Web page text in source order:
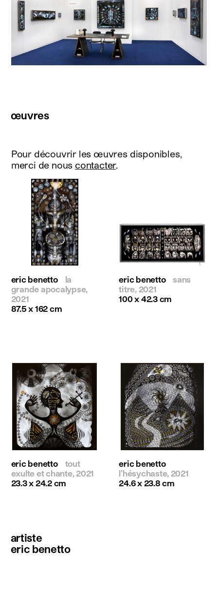
œuvres
Pour découvrir les œuvres disponibles,
merci de nous contacter.
eric benetto
la
grande apocalypse,
2021
87.5 x 162 cm
eric benetto
sans
titre, 2021
100 x 42.3 cm
eric benetto
tout
exulte et chante, 2021
23.3 x 24.2 cm
eric benetto
l’hésychaste, 2021
24.6 x 23.8 cm
artiste
eric benetto